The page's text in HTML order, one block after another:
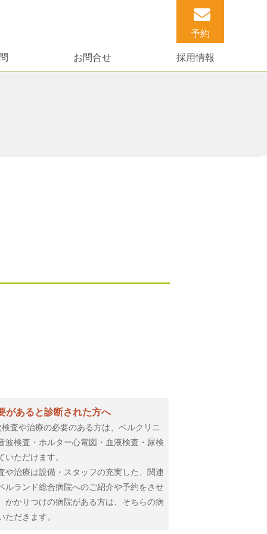
予約
お問合せ 採用情報
があると診断された方へ
査や治療の必要のある方は、ベルクリニ
波検査・ホルター心電図・血液検査・尿検
ただけます。
や治療は設備・スタッフの充実した、関連
ルランド総合病院へのご紹介や予約をさせ
かかりつけの病院がある方は、そちらの病
だきます。